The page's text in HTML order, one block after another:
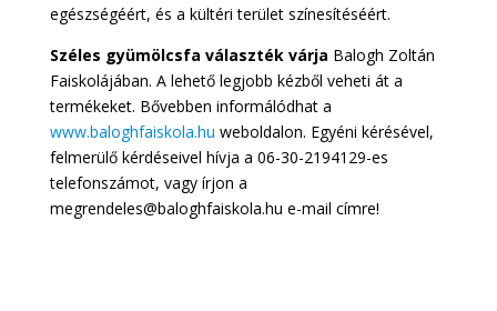
egészségéért, és a kültéri terület színesítéséért.
Széles gyümölcsfa választék várja Balogh Zoltán
Faiskolájában. A lehető legjobb kézből veheti át a
termékeket. Bővebben informálódhat a
www.baloghfaiskola.hu weboldalon. Egyéni kérésével,
felmerülő kérdéseivel hívja a 06-30-2194129-es
telefonszámot, vagy írjon a
megrendeles@baloghfaiskola.hu e-mail címre!